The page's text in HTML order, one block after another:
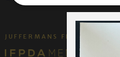
JUFFERMANS FINE ART IS: